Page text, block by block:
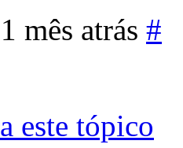
mês atrás #
este tópico